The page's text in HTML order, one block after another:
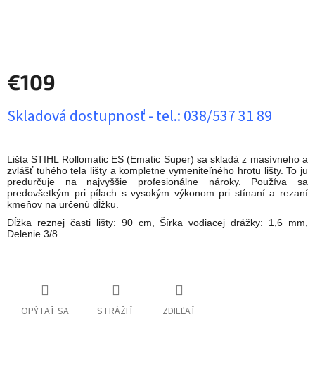
€109
cena:
Skladová dostupnosť - tel.: 038/537 31 89
Lišta STIHL Rollomatic ES (Ematic Super) sa skladá z masívneho a
zvlášť tuhého tela lišty a kompletne vymeniteľného hrotu lišty. To ju
predurčuje na najvyššie profesionálne nároky. Používa sa
predovšetkým pri pílach s vysokým výkonom pri stínaní a rezaní
kmeňov na určenú dĺžku.
Dĺžka reznej časti lišty: 90 cm, Šírka vodiacej drážky: 1,6 mm,
Delenie 3/8.
OPÝTAŤ SA STRÁŽIŤ ZDIEĽAŤ